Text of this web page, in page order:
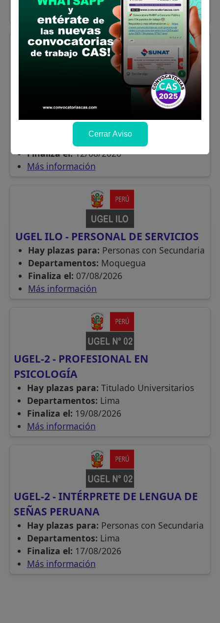
Más información
UGEL PICHARI KIMBIRI VILLA VIRGEN
- ESPECIALISTA EN PLANEAMIENTO Y
PRESUPUESTO
Hay plazas para:
Titulado Universitarios
Departamentos:Cusco
Finaliza el:12/08/2026
Más información
UGEL ILO - PERSONAL DE SERVICIOS
Hay plazas para: Personas con Secundaria
Departamentos: Moquegua
Finaliza el: 07/08/2026
Más información
UGEL-2 - PROFESIONAL EN
PSICOLOGÍA
Hay plazas para: Titulado Universitarios
Departamentos: Lima
Finaliza el: 19/08/2026
Más información
UGEL-2 - INTÉRPRETE DE LENGUA DE
SEÑAS PERUANA
Hay plazas para: Personas con Secundaria
Departamentos: Lima
Finaliza el: 17/08/2026
Más información
Cerrar Aviso